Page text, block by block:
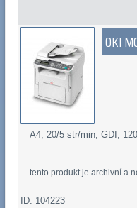
OKI
A4, 20/5 str/min, GDI,
tento produkt je archivní a
ID: 104223